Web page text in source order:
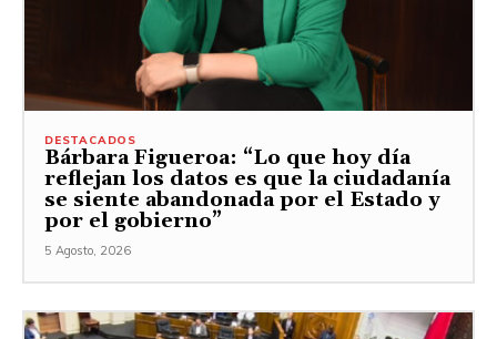
DESTACADOS
Bárbara Figueroa: “Lo que hoy día
reflejan los datos es que la ciudadanía
se siente abandonada por el Estado y
por el gobierno”
5 Agosto, 2026